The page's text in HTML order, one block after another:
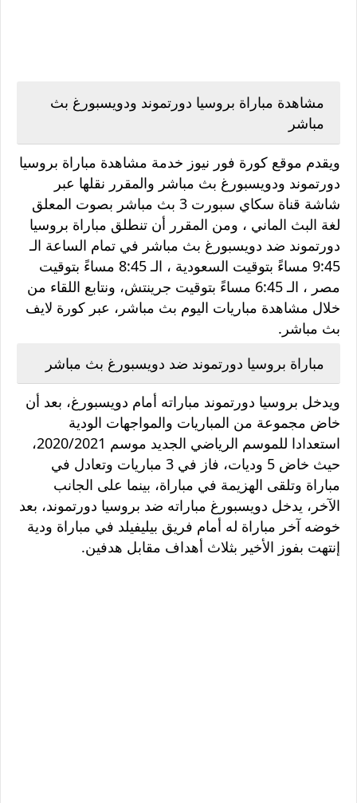
مشاهدة مباراة بروسيا دورتموند ودويسبورغ بث
مباشر
ويقدم موقع كورة فور نيوز خدمة مشاهدة مباراة بروسيا
دورتموند ودويسبورغ بث مباشر والمقرر نقلها عبر
شاشة قناة سكاي سبورت 3 بث مباشر بصوت المعلق
لغة البث الماني ، ومن المقرر أن تنطلق مباراة بروسيا
دورتموند ضد دويسبورغ بث مباشر في تمام الساعة الـ
9:45 مساءً بتوقيت السعودية ، الـ 8:45 مساءً بتوقيت
مصر ، الـ 6:45 مساءً بتوقيت جرينتش، ونتابع اللقاء من
خلال مشاهدة مباريات اليوم بث مباشر، عبر كورة لايف
بث مباشر.
مباراة بروسيا دورتموند ضد دويسبورغ بث مباشر
ويدخل بروسيا دورتموند مباراته أمام دويسبورغ، بعد أن
خاض مجموعة من المباريات والمواجهات الودية
استعدادا للموسم الرياضي الجديد موسم 2020/2021،
حيث خاض 5 وديات، فاز في 3 مباريات وتعادل في
مباراة وتلقى الهزيمة في مباراة، بينما على الجانب
الآخر، يدخل دويسبورغ مباراته ضد بروسيا دورتموند، بعد
خوضه آخر مباراة له أمام فريق بيليفيلد في مباراة ودية
إنتهت بفوز الأخير بثلاث أهداف مقابل هدفين.